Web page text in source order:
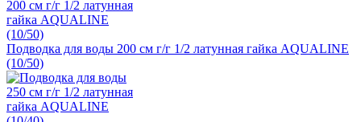
Подводка для воды 200 см г/г 1/2 латунная гайка AQUALINE
(10/50)